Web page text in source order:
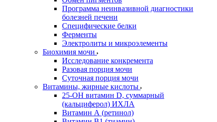
Программа неинвазивной диагностики
болезней печени
Специфические белки
Ферменты
Электролиты и микроэлементы
Биохимия мочи
Исследование конкремента
Разовая порция мочи
Суточная порция мочи
Витамины, жирные кислоты
25-OH витамин D, суммарный
(кальциферол) ИХЛА
Витамин А (ретинол)